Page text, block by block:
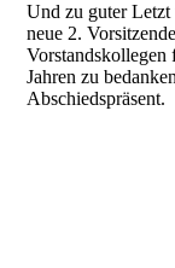
Und zu guter
neue 2.
Vorstandskollegen
Jahren zu
Abschiedspräsent.